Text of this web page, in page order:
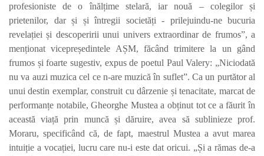
profesioniste de o înălțime stelară, iar nouă – colegilor și
prietenilor, dar și și întregii societăți - prilejuindu-ne bucuria
revelației și descoperirii unui univers extraordinar de frumos”, a
menționat vicepreședintele AȘM, făcând trimitere la un gând
frumos și foarte sugestiv, expus de poetul Paul Valery: „Niciodată
nu va auzi muzica cel ce n-are muzică în suflet”. Ca un purtător al
unui destin exemplar, construit cu dârzenie și tenacitate, marcat de
performanțe notabile, Gheorghe Mustea a obținut tot ce a făurit în
această viață prin muncă și dăruire, avea să sublinieze prof.
Moraru, specificând că, de fapt, maestrul Mustea a avut marea
intuiție a vocației, lucru care nu-i este dat oricui. „Și a rămas de-a